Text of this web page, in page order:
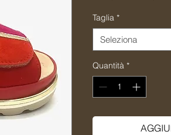
Taglia *
Seleziona
Quantità *